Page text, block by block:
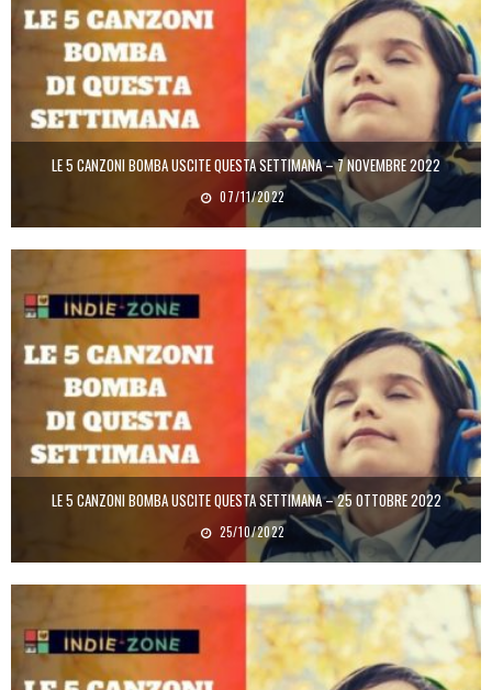
LE 5 CANZONI BOMBA USCITE QUESTA SETTIMANA – 7 NOVEMBRE 2022
07/11/2022
LE 5 CANZONI BOMBA USCITE QUESTA SETTIMANA – 25 OTTOBRE 2022
25/10/2022